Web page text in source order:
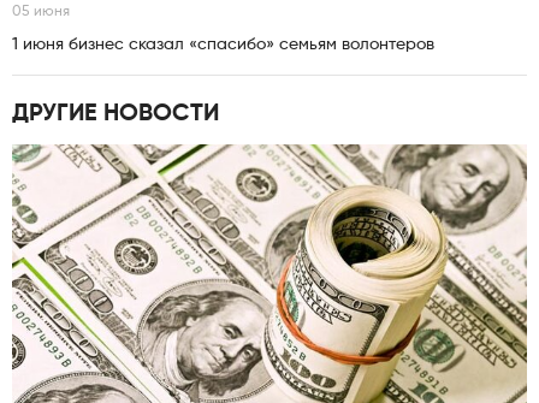
05 июня
1 июня бизнес сказал «спасибо» семьям волонтеров
ДРУГИЕ НОВОСТИ